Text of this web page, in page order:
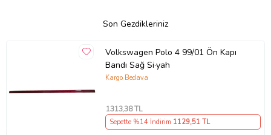
Son Gezdikleriniz
Volkswagen Polo 4 99/01 Ön Kapı
Bandı Sağ Si·yah
Kargo Bedava
1313,38 TL
Sepette %14 İndirim 1129,51 TL